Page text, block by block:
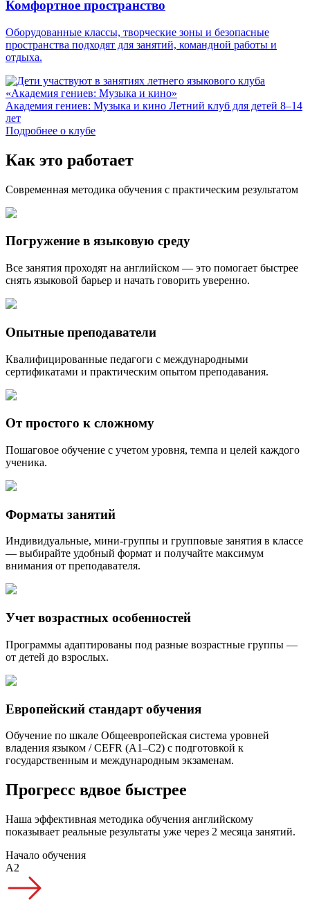
Комфортное пространство
Оборудованные классы, творческие зоны и безопасные
пространства подходят для занятий, командной работы и
отдыха.
Академия гениев: Музыка и кино Летний клуб для детей 8–14
лет
Подробнее о клубе
Как это работает
Современная методика обучения с практическим результатом
Погружение в языковую среду
Все занятия проходят на английском — это помогает быстрее
снять языковой барьер и начать говорить уверенно.
Опытные преподаватели
Квалифицированные педагоги с международными
сертификатами и практическим опытом преподавания.
От простого к сложному
Пошаговое обучение с учетом уровня, темпа и целей каждого
ученика.
Форматы занятий
Индивидуальные, мини-группы и групповые занятия в классе
— выбирайте удобный формат и получайте максимум
внимания от преподавателя.
Учет возрастных особенностей
Программы адаптированы под разные возрастные группы —
от детей до взрослых.
Европейский стандарт обучения
Обучение по шкале Общеевропейская система уровней
владения языком / CEFR (A1–C2) с подготовкой к
государственным и международным экзаменам.
Прогресс вдвое быстрее
Наша эффективная методика обучения английскому
показывает реальные результаты уже через 2 месяца занятий.
Начало обучения
A2